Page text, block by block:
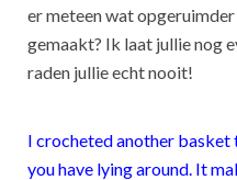
er meteen wat
gemaakt? Ik laat jullie nog
raden jullie echt nooit!
I crocheted another
you have lying around. It